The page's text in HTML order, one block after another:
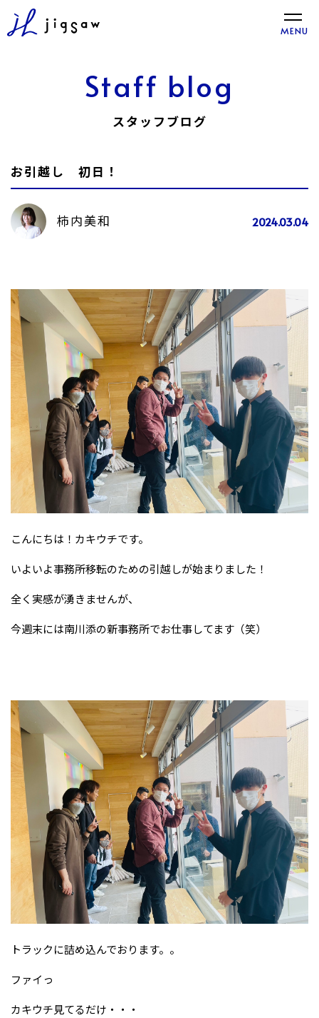
toggle
MENU
Staff blog
スタッフブログ
お引越し 初日！
柿内美和 2024.03.04
こんにちは！カキウチです。
いよいよ事務所移転のための引越しが始まりました！
全く実感が湧きませんが、
今週末には南川添の新事務所でお仕事してます（笑）
トラックに詰め込んでおります。。
ファイっ
カキウチ見てるだけ・・・